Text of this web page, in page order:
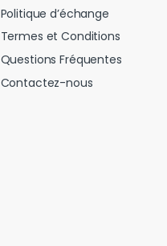
Politique d’échange
Termes et Conditions
Questions Fréquentes
Contactez-nous